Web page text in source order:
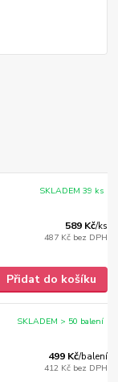
589 Kč/ks
487 Kč bez DPH
SKLADEM 39 ks
Přidat do košíku
499 Kč/balení
412 Kč bez DPH
SKLADEM > 50 balení